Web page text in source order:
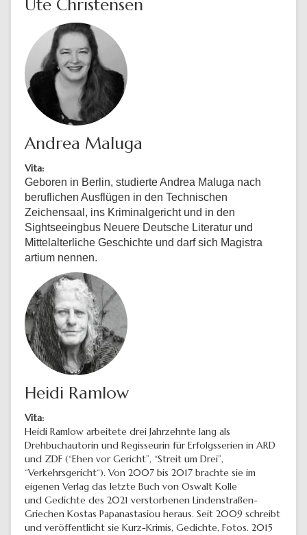
Ute Christensen
Andrea Maluga
Vita:
Geboren in Berlin, studierte Andrea Maluga nach
beruflichen Ausflügen in den Technischen
Zeichensaal, ins Kriminalgericht und in den
Sightseeingbus Neuere Deutsche Literatur und
Mittelalterliche Geschichte und darf sich Magistra
artium nennen.
Heidi Ramlow
Vita:
Heidi Ramlow arbeitete drei Jahrzehnte lang als
Drehbuchautorin und Regisseurin für Erfolgsserien in ARD
und ZDF (“Ehen vor Gericht”, “Streit um Drei”,
“Verkehrsgericht“). Von 2007 bis 2017 brachte sie im
eigenen Verlag das letzte Buch von Oswalt Kolle
und Gedichte des 2021 verstorbenen Lindenstraßen-
Griechen Kostas Papanastasiou heraus. Seit 2009 schreibt
und veröffentlicht sie Kurz-Krimis, Gedichte, Fotos. 2015